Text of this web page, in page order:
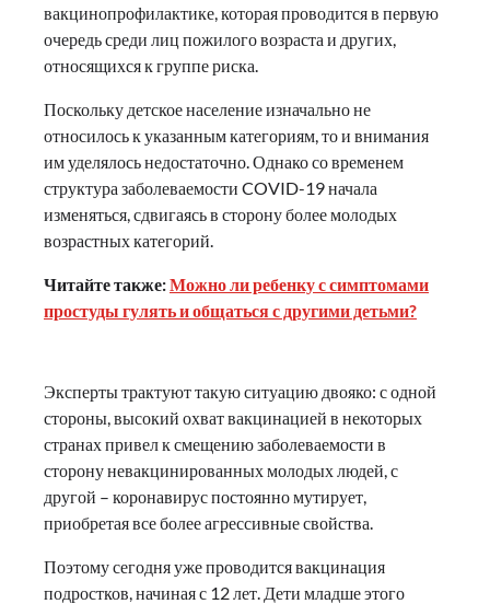
вакцинопрофилактике, которая проводится в первую
очередь среди лиц пожилого возраста и других,
относящихся к группе риска.
Поскольку детское население изначально не
относилось к указанным категориям, то и внимания
им уделялось недостаточно. Однако со временем
структура заболеваемости COVID-19 начала
изменяться, сдвигаясь в сторону более молодых
возрастных категорий.
Читайте также:Можно ли ребенку с симптомами
простуды гулять и общаться с другими детьми?
Эксперты трактуют такую ситуацию двояко: с одной
стороны, высокий охват вакцинацией в некоторых
странах привел к смещению заболеваемости в
сторону невакцинированных молодых людей, с
другой – коронавирус постоянно мутирует,
приобретая все более агрессивные свойства.
Поэтому сегодня уже проводится вакцинация
подростков, начиная с 12 лет. Дети младше этого